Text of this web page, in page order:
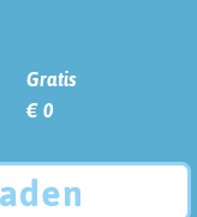
Gratis
€ 0